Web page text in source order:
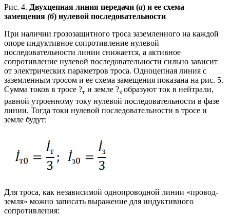
Рис. 4. Двухцепная линия передачи (а) и ее схема
замещения (б) нулевой последовательности
При наличии грозозащитного троса заземленного на каждой
опоре индуктивное сопротивление нулевой
последовательности линии снижается, а активное
сопротивление нулевой последовательности сильно зависит
от электрических параметров троса. Одноцепная линия с
заземленным тросом и ее схема замещения показана на рис. 5.
Сумма токов в тросе ?т и земле ?з̇образуют ток в нейтрали,
равной утроенному току нулевой последовательности в фазе
линии. Тогда токи нулевой последовательности в тросе и
земле будут:
Для троса, как независимой однопроводной линии «провод-
земля» можно записать выражение для индуктивного
сопротивления: